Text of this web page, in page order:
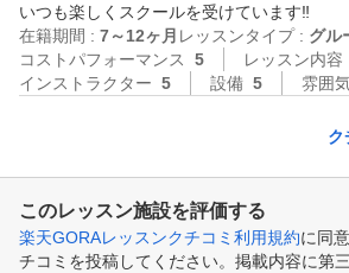
いつも楽しくスクールを受けています‼️
在籍期間 : 7～12ヶ月 レッスンタイプ : グル
コストパフォーマンス
5 レッスン内容
インストラクター 5 設備 5 雰囲
ク
このレッスン施設を評価する
楽天GORAレッスンクチコミ利用規約に同
チコミを投稿してください。掲載内容に第